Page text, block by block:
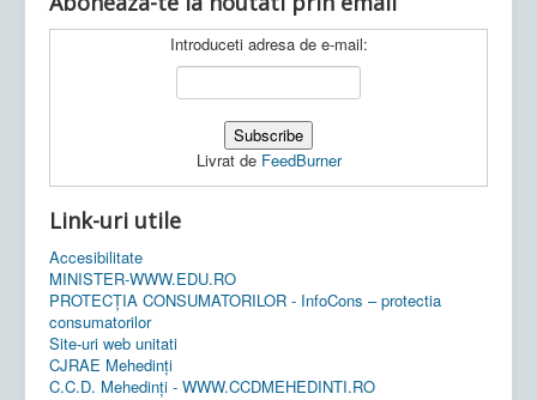
Introduceti adresa de e-mail:
Livrat de FeedBurner
Link-uri utile
Accesibilitate
MINISTER-WWW.EDU.RO
PROTECȚIA CONSUMATORILOR - InfoCons – protectia
consumatorilor
Site-uri web unitati
CJRAE Mehedinți
C.C.D. Mehedinţi - WWW.CCDMEHEDINTI.RO